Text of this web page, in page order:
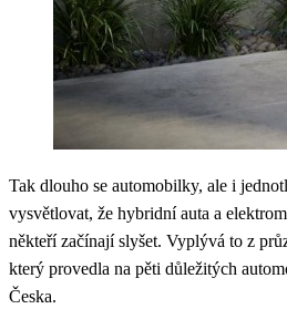
Tak dlouho se automobilky, ale i
vysvětlovat, že hybridní auta a
někteří začínají slyšet. Vyplývá to z
který provedla na pěti důležitých
Česka.